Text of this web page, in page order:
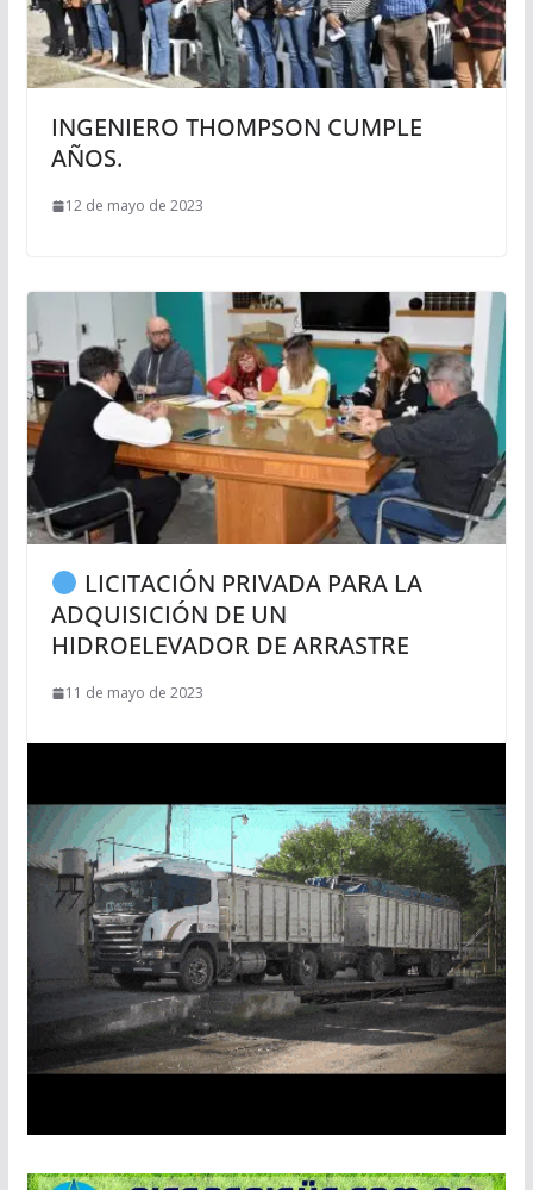
INGENIERO THOMPSON CUMPLE
AÑOS.
12 de mayo de 2023
LICITACIÓN PRIVADA PARA LA
ADQUISICIÓN DE UN
HIDROELEVADOR DE ARRASTRE
11 de mayo de 2023